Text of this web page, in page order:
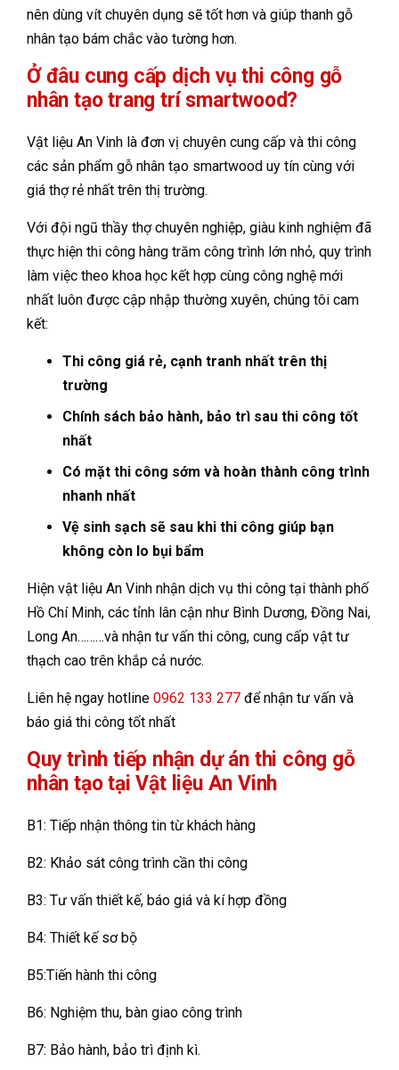
nên dùng vít chuyên dụng sẽ tốt hơn và giúp thanh gỗ
nhân tạo bám chắc vào tường hơn.
Ở đâu cung cấp dịch vụ thi công gỗ
nhân tạo trang trí smartwood?
Vật liệu An Vinh là đơn vị chuyên cung cấp và thi công
các sản phẩm gỗ nhân tạo smartwood uy tín cùng với
giá thợ rẻ nhất trên thị trường.
Với đội ngũ thầy thợ chuyên nghiệp, giàu kinh nghiệm đã
thực hiện thi công hàng trăm công trình lớn nhỏ, quy trình
làm việc theo khoa học kết hợp cùng công nghệ mới
nhất luôn được cập nhập thường xuyên, chúng tôi cam
kết:
Thi công giá rẻ, cạnh tranh nhất trên thị
trường
Chính sách bảo hành, bảo trì sau thi công tốt
nhất
Có mặt thi công sớm và hoàn thành công trình
nhanh nhất
Vệ sinh sạch sẽ sau khi thi công giúp bạn
không còn lo bụi bẩm
Hiện vật liệu An Vinh nhận dịch vụ thi công tại thành phố
Hồ Chí Minh, các tỉnh lân cận như Bình Dương, Đồng Nai,
Long An………và nhận tư vấn thi công, cung cấp vật tư
thạch cao trên khắp cả nước.
Liên hệ ngay hotline 0962 133 277 để nhận tư vấn và
báo giá thi công tốt nhất
Quy trình tiếp nhận dự án thi công gỗ
nhân tạo tại Vật liệu An Vinh
B1: Tiếp nhận thông tin từ khách hàng
B2: Khảo sát công trình cần thi công
B3: Tư vấn thiết kế, báo giá và kí hợp đồng
B4: Thiết kế sơ bộ
B5:Tiến hành thi công
B6: Nghiệm thu, bàn giao công trình
B7: Bảo hành, bảo trì định kì.